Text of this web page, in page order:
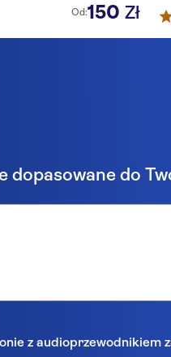
Od:150 Zł
dopasowane do
z audioprzewodnikiem